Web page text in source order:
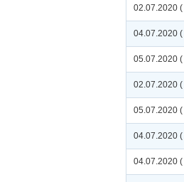
02.07.2020 (
04.07.2020 (
05.07.2020 (
02.07.2020 (
05.07.2020 (
04.07.2020 (
04.07.2020 (